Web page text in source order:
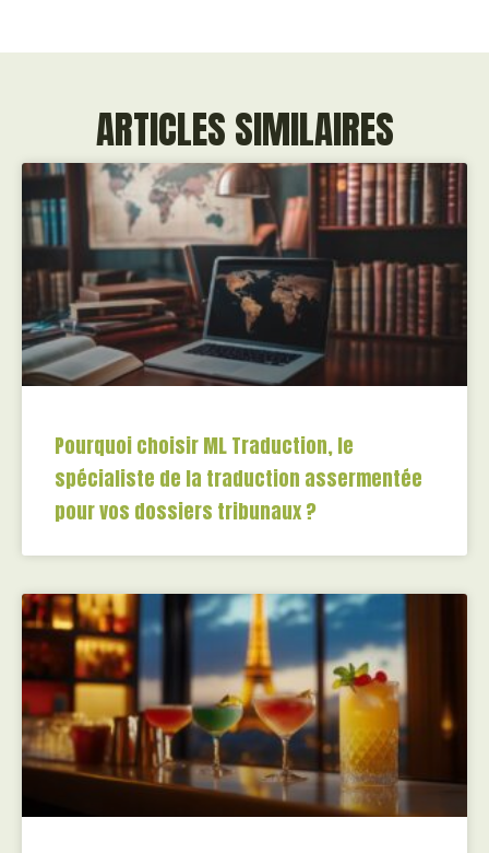
ARTICLES SIMILAIRES
Pourquoi choisir ML Traduction, le
spécialiste de la traduction assermentée
pour vos dossiers tribunaux ?